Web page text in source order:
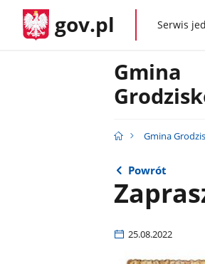
gov.pl gov.plSerwis
Gmina
Gmina
Powrót
25.08.2022